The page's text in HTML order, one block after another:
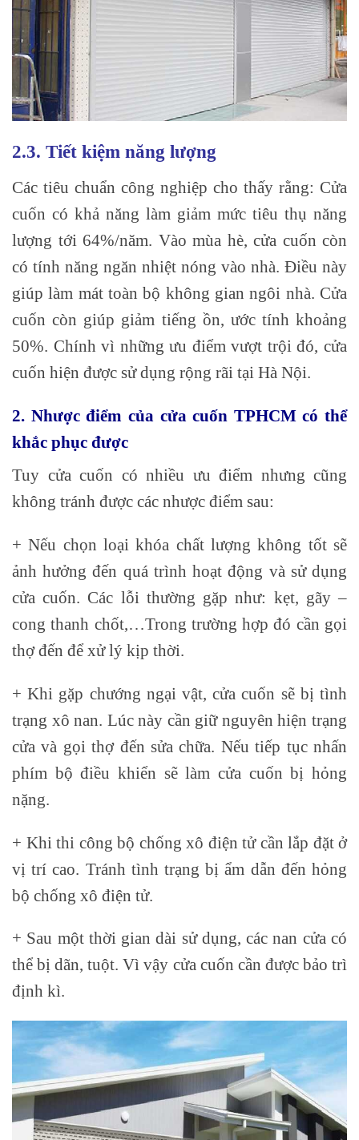
2.3. Tiết kiệm năng lượng
Các tiêu chuẩn công nghiệp cho thấy rằng: Cửa
cuốn có khả năng làm giảm mức tiêu thụ năng
lượng tới 64%/năm. Vào mùa hè, cửa cuốn còn
có tính năng ngăn nhiệt nóng vào nhà. Điều này
giúp làm mát toàn bộ không gian ngôi nhà. Cửa
cuốn còn giúp giảm tiếng ồn, ước tính khoảng
50%. Chính vì những ưu điểm vượt trội đó, cửa
cuốn hiện được sử dụng rộng rãi tại Hà Nội.
2. Nhược điểm của cửa cuốn TPHCM có thể
khắc phục được
Tuy cửa cuốn có nhiều ưu điểm nhưng cũng
không tránh được các nhược điểm sau:
+ Nếu chọn loại khóa chất lượng không tốt sẽ
ảnh hưởng đến quá trình hoạt động và sử dụng
cửa cuốn. Các lỗi thường gặp như: kẹt, gãy –
cong thanh chốt,…Trong trường hợp đó cần gọi
thợ đến để xử lý kịp thời.
+ Khi gặp chướng ngại vật, cửa cuốn sẽ bị tình
trạng xô nan. Lúc này cần giữ nguyên hiện trạng
cửa và gọi thợ đến sửa chữa. Nếu tiếp tục nhấn
phím bộ điều khiển sẽ làm cửa cuốn bị hỏng
nặng.
+ Khi thi công bộ chống xô điện tử cần lắp đặt ở
vị trí cao. Tránh tình trạng bị ẩm dẫn đến hỏng
bộ chống xô điện tử.
+ Sau một thời gian dài sử dụng, các nan cửa có
thể bị dãn, tuột. Vì vậy cửa cuốn cần được bảo trì
định kì.